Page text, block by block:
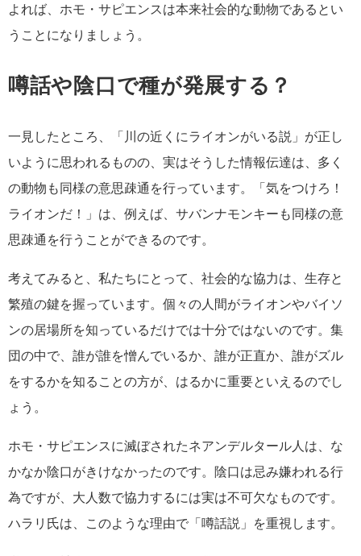
よれば、ホモ・サピエンスは本来社会的な動物であるとい
うことになりましょう。
噂話や陰口で種が発展する？
一見したところ、「川の近くにライオンがいる説」が正し
いように思われるものの、実はそうした情報伝達は、多く
の動物も同様の意思疎通を行っています。「気をつけろ！
ライオンだ！」は、例えば、サバンナモンキーも同様の意
思疎通を行うことができるのです。
考えてみると、私たちにとって、社会的な協力は、生存と
繁殖の鍵を握っています。個々の人間がライオンやバイソ
ンの居場所を知っているだけでは十分ではないのです。集
団の中で、誰が誰を憎んでいるか、誰が正直か、誰がズル
をするかを知ることの方が、はるかに重要といえるのでし
ょう。
ホモ・サピエンスに滅ぼされたネアンデルタール人は、な
かなか陰口がきけなかったのです。陰口は忌み嫌われる行
為ですが、大人数で協力するには実は不可欠なものです。
ハラリ氏は、このような理由で「噂話説」を重視します。